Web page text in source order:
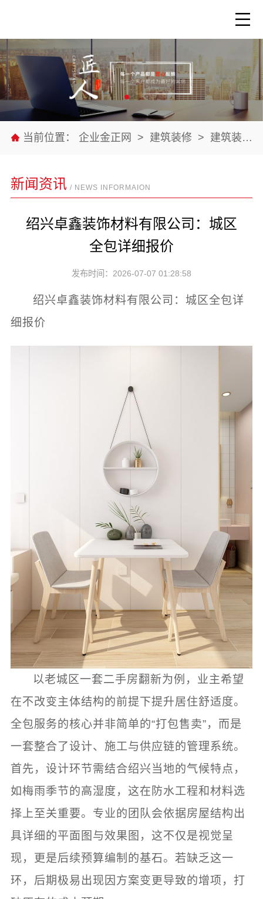
当前位置： 企业金正网 > 建筑装修 > 建筑装修材料
新闻资讯 / NEWS INFORMAION
绍兴卓鑫装饰材料有限公司：城区
全包详细报价
发布时间：2026-07-07 01:28:58
绍兴卓鑫装饰材料有限公司：城区全包详
细报价
以老城区一套二手房翻新为例，业主希望
在不改变主体结构的前提下提升居住舒适度。
全包服务的核心并非简单的“打包售卖”，而是
一套整合了设计、施工与供应链的管理系统。
首先，设计环节需结合绍兴当地的气候特点，
如梅雨季节的高湿度，这在防水工程和材料选
择上至关重要。专业的团队会依据房屋结构出
具详细的平面图与效果图，这不仅是视觉呈
现，更是后续预算编制的基石。若缺乏这一
环，后期极易出现因方案变更导致的增项，打